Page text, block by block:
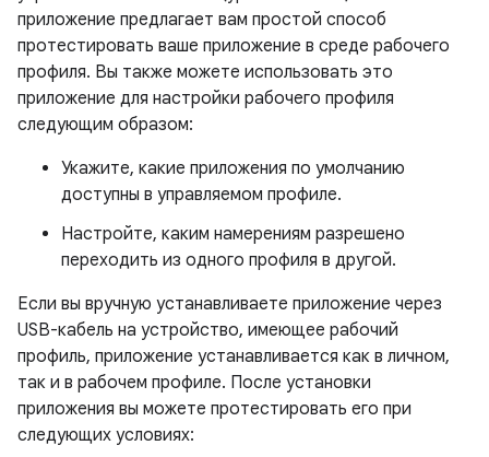
приложение предлагает вам простой способ
протестировать ваше приложение в среде рабочего
профиля. Вы также можете использовать это
приложение для настройки рабочего профиля
следующим образом:
Укажите, какие приложения по умолчанию
доступны в управляемом профиле.
Настройте, каким намерениям разрешено
переходить из одного профиля в другой.
Если вы вручную устанавливаете приложение через
USB-кабель на устройство, имеющее рабочий
профиль, приложение устанавливается как в личном,
так и в рабочем профиле. После установки
приложения вы можете протестировать его при
следующих условиях: